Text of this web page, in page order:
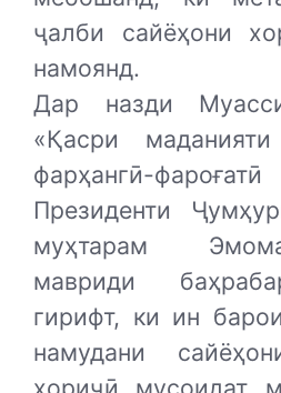
ҷалби сайёҳони
намоянд.
Дар назди
«Қасри
фарҳангӣ-
Президенти
муҳтарам
мавриди
гирифт, ки ин
намудани